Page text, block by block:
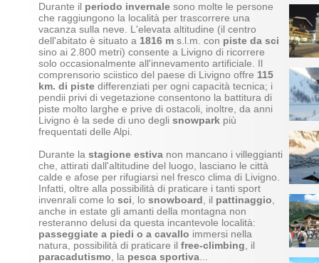
Durante il periodo invernale sono molte le persone
che raggiungono la località per trascorrere una
vacanza sulla neve. L'elevata altitudine (il centro
dell'abitato è situato a 1816 m s.l.m. con piste da sci
sino ai 2.800 metri) consente a Livigno di ricorrere
solo occasionalmente all'innevamento artificiale. Il
comprensorio sciistico del paese di Livigno offre 115
km. di piste differenziati per ogni capacità tecnica; i
pendii privi di vegetazione consentono la battitura di
piste molto larghe e prive di ostacoli, inoltre, da anni
Livigno è la sede di uno degli snowpark più
frequentati delle Alpi.
Durante la stagione estiva non mancano i villeggianti
che, attirati dall'altitudine del luogo, lasciano le città
calde e afose per rifugiarsi nel fresco clima di Livigno.
Infatti, oltre alla possibilità di praticare i tanti sport
invenrali come lo sci , lo snowboard , il pattinaggio
anche in estate gli amanti della montagna non
resteranno delusi da questa incantevole località:
passeggiate a piedi o a cavallo immersi nella
natura, possibilità di praticare il free-climbing , il
paracadutismo , la pesca sportiva